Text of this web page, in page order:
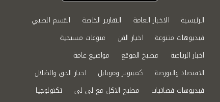
الرئيسية الاخبار العامة التقارير الخاصة
القسم الطبي
فيديوهات متنوعة
اخبار الفن
منوعات مسيحية
اخبار الرياضة
مطبخ الموقع
مواضيع عامة
الاقتصاد والبورصة
كمبيوتر وموبايل
اخبار الحق والضلال
فيديوهات فضائيات
مطبخ الاكل مع لى لى
تكنولوجيا